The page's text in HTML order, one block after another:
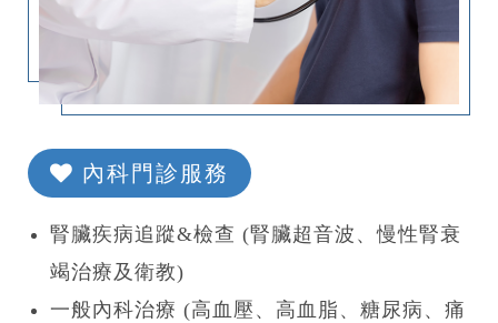
內科門診服務
腎臟疾病追蹤&檢查 (腎臟超音波、慢性腎衰
竭治療及衛教)
一般內科治療 (高血壓、高血脂、糖尿病、痛